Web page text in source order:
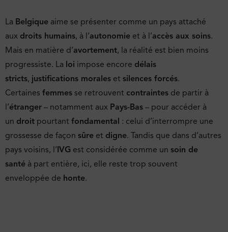
La Belgique aime se présenter comme un pays attaché
aux droits humains, à l’autonomie et à l’accès aux soins.
Mais en matière d’avortement, la réalité est bien moins
progressiste. La loi impose encore délais
stricts, justifications morales et silences forcés.
Certaines femmes se retrouvent contraintes de partir à
l’étranger – notamment aux Pays-Bas – pour accéder à
un droit pourtant fondamental : celui d’interrompre une
grossesse de façon sûre et digne. Tandis que dans d’autres
pays voisins, l’IVG est considérée comme un soin de
santé à part entière, ici, elle reste trop souvent
enveloppée de honte.